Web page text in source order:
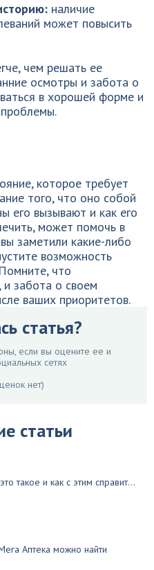
наличие
может повысить
чем решать ее
осмотры и забота о
в хорошей форме и
которое требует
того, что оно собой
его вызывают и как его
может помочь в
заметили какие-либо
возможность
что
забота о своем
ваших приоритетов.
статья?
если вы оцените ее и
сетях
нет)
статьи
такое и как с этим справит...
Аптека можно найти